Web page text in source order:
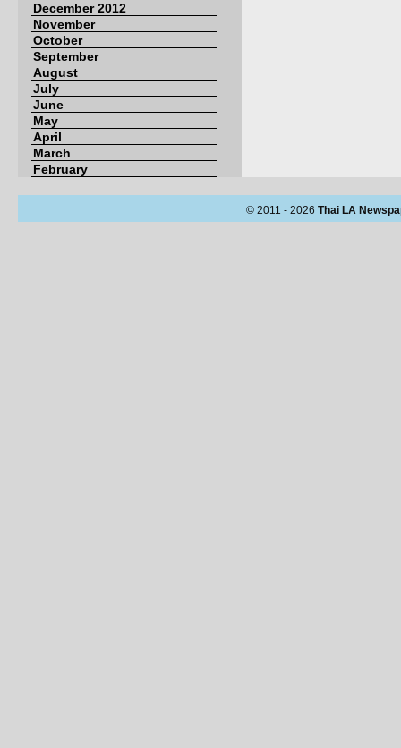
December 2012
November
October
September
August
July
June
May
April
March
February
© 2011 - 2026 Thai LA